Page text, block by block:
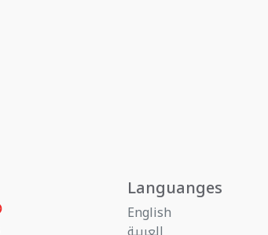
Languanges
English